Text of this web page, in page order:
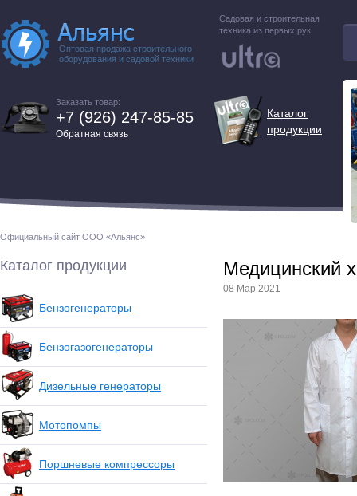
Оптовая продажа строительного
оборудования и садовой техники
Садовая и строительная
техника из первых рук
Заказать товар:
+7 (926) 247-85-85
Обратная связь
Каталог
продукции
Официальный сайт ООО «Альянс»
Каталог продукции
Бензогенераторы
Бензогазогенераторы
Дизельные генераторы
Мотопомпы
Поршневые компрессоры
Медицинский
08 Мар 2021